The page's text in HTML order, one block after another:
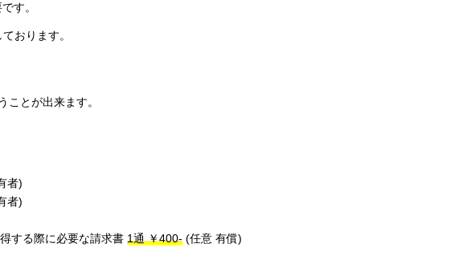
す。
おります。
ことが出来ます。
者)
者)
する際に必要な請求書1通 ￥400- (任意 有償)